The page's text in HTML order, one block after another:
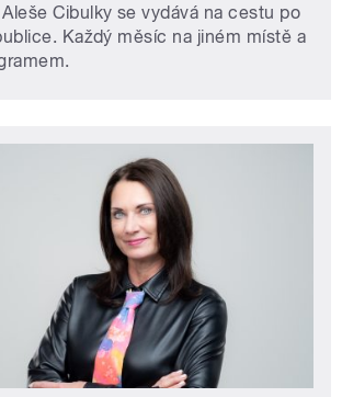
Cibulky se vydává na cestu po
Každý měsíc na jiném místě a